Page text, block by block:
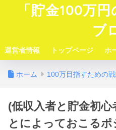
「貯金100万
ブ
運営者情報 トップページ ホ
ホーム 100万目指すための
(低収入者と貯金初
とによっておこる